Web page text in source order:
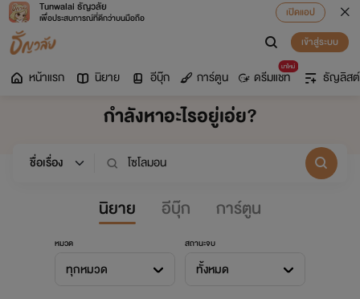
Tunwalai ธัญวลัย
เพื่อประสบการณ์ที่ดีกว่าบนมือถือ
เปิดแอป
เข้าสู่ระบบ
หน้าแรก นิยาย อีบุ๊ก การ์ตูน
มาใหม่
ดรีมแชท ธัญลิสต์
กำลังหาอะไรอยู่เอ่ย?
นิยาย อีบุ๊ก การ์ตูน
หมวด
ทุกหมวด
สถานะจบ
ทั้งหมด